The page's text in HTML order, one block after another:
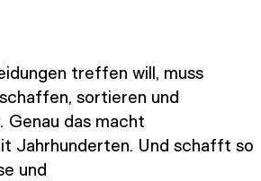
treffen will, muss
sortieren und
Genau das macht
Jahrhunderten. Und schafft so
und